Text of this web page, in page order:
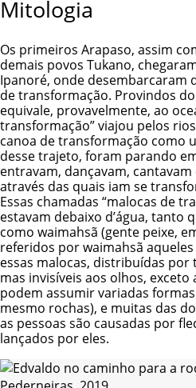
Mitologia
Os primeiros Arapaso, assim
demais povos Tukano,
Ipanoré, onde desembarcaram
de transformação. Provindos
equivale, provavelmente, ao
transformação” viajou pelos
canoa de transformação como
desse trajeto, foram parando
entravam, dançavam,
através das quais iam se
Essas chamadas “malocas de
estavam debaixo d’água, tanto
como waimahsã (gente peixe,
referidos por waimahsã
essas malocas, distribuídas
mas invisíveis aos olhos, exceto
podem assumir variadas
mesmo rochas), e muitas das
as pessoas são causadas por
lançados por eles.